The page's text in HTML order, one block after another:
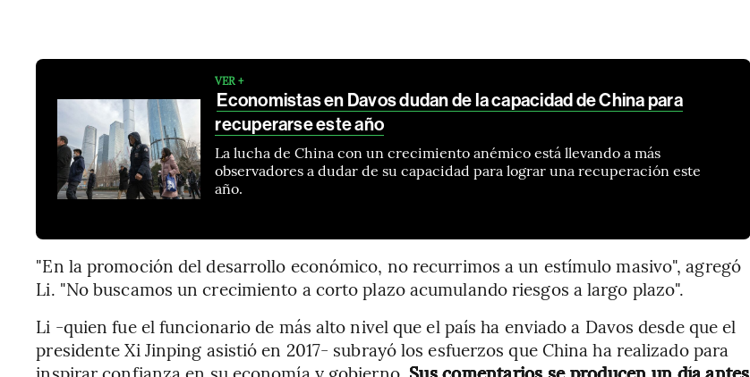
VER +
Economistas en Davos dudan de la capacidad de China para
recuperarse este año
La lucha de China con un crecimiento anémico está llevando a más
observadores a dudar de su capacidad para lograr una recuperación este
año.
"En la promoción del desarrollo económico, no recurrimos a un estímulo masivo", agregó
Li. "No buscamos un crecimiento a corto plazo acumulando riesgos a largo plazo".
Li -quien fue el funcionario de más alto nivel que el país ha enviado a Davos desde que el
presidente Xi Jinping asistió en 2017- subrayó los esfuerzos que China ha realizado para